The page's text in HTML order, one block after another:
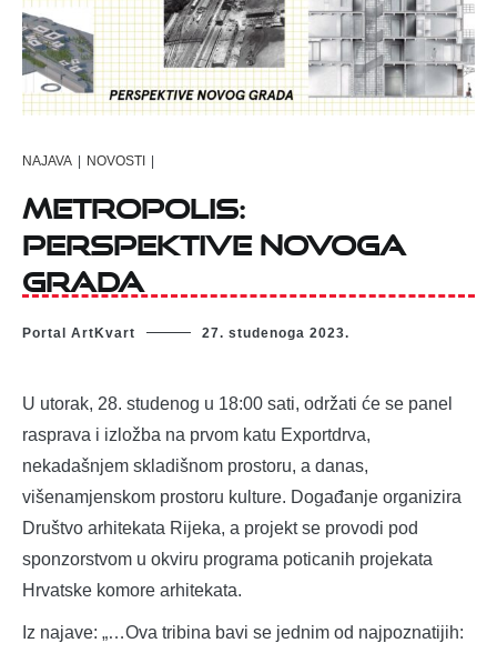
NAJAVA | NOVOSTI |
Metropolis:
Perspektive novoga
grada
Portal ArtKvart 27. studenoga 2023.
U utorak, 28. studenog u 18:00 sati, održati će se panel
rasprava i izložba na prvom katu Exportdrva,
nekadašnjem skladišnom prostoru, a danas,
višenamjenskom prostoru kulture. Događanje organizira
Društvo arhitekata Rijeka, a projekt se provodi pod
sponzorstvom u okviru programa poticanih projekata
Hrvatske komore arhitekata.
Iz najave: „…Ova tribina bavi se jednim od najpoznatijih: